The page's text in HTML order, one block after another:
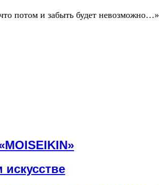
потом и забыть будет невозможно…»